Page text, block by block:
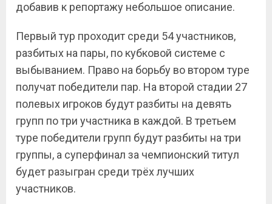
добавив к репортажу небольшое описание.
Первый тур проходит среди 54 участников,
разбитых на пары, по кубковой системе с
выбыванием. Право на борьбу во втором туре
получат победители пар. На второй стадии 27
полевых игроков будут разбиты на девять
групп по три участника в каждой. В третьем
туре победители групп будут разбиты на три
группы, а суперфинал за чемпионский титул
будет разыгран среди трёх лучших
участников.